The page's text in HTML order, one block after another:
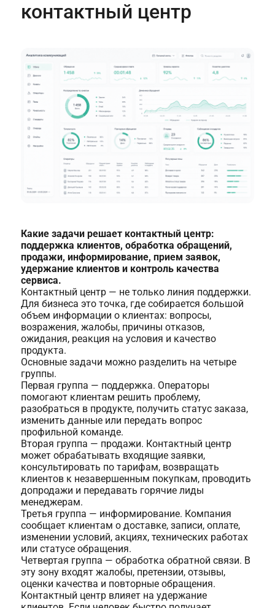
контактный центр
Какие задачи решает контактный центр:
поддержка клиентов, обработка обращений,
продажи, информирование, прием заявок,
удержание клиентов и контроль качества
сервиса.
Контактный центр — не только линия поддержки.
Для бизнеса это точка, где собирается большой
объем информации о клиентах: вопросы,
возражения, жалобы, причины отказов,
ожидания, реакция на условия и качество
продукта.
Основные задачи можно разделить на четыре
группы.
Первая группа — поддержка. Операторы
помогают клиентам решить проблему,
разобраться в продукте, получить статус заказа,
изменить данные или передать вопрос
профильной команде.
Вторая группа — продажи. Контактный центр
может обрабатывать входящие заявки,
консультировать по тарифам, возвращать
клиентов к незавершенным покупкам, проводить
допродажи и передавать горячие лиды
менеджерам.
Третья группа — информирование. Компания
сообщает клиентам о доставке, записи, оплате,
изменении условий, акциях, технических работах
или статусе обращения.
Четвертая группа — обработка обратной связи. В
эту зону входят жалобы, претензии, отзывы,
оценки качества и повторные обращения.
Контактный центр влияет на удержание